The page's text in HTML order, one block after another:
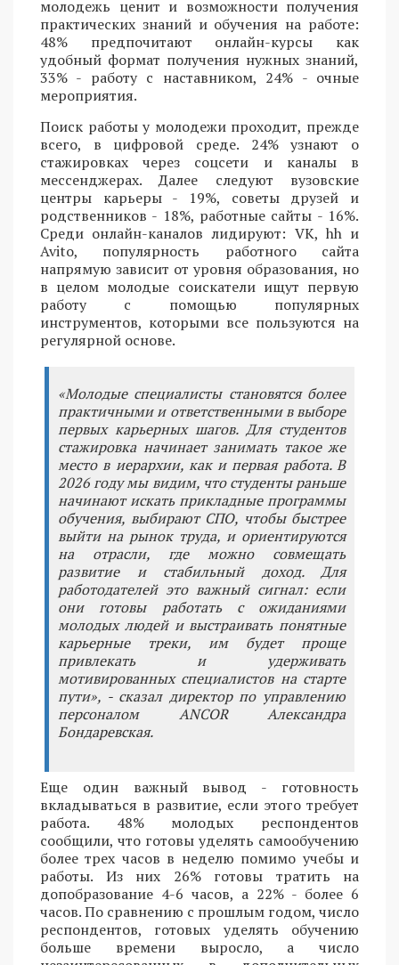
молодежь ценит и возможности получения
практических знаний и обучения на работе:
48% предпочитают онлайн-курсы как
удобный формат получения нужных знаний,
33% - работу с наставником, 24% - очные
мероприятия.
Поиск работы у молодежи проходит, прежде
всего, в цифровой среде. 24% узнают о
стажировках через соцсети и каналы в
мессенджерах. Далее следуют вузовские
центры карьеры - 19%, советы друзей и
родственников - 18%, работные сайты - 16%.
Среди онлайн-каналов лидируют: VK, hh и
Avito, популярность работного сайта
напрямую зависит от уровня образования, но
в целом молодые соискатели ищут первую
работу с помощью популярных
инструментов, которыми все пользуются на
регулярной основе.
«Молодые специалисты становятся более
практичными и ответственными в выборе
первых карьерных шагов. Для студентов
стажировка начинает занимать такое же
место в иерархии, как и первая работа. В
2026 году мы видим, что студенты раньше
начинают искать прикладные программы
обучения, выбирают СПО, чтобы быстрее
выйти на рынок труда, и ориентируются
на отрасли, где можно совмещать
развитие и стабильный доход. Для
работодателей это важный сигнал: если
они готовы работать с ожиданиями
молодых людей и выстраивать понятные
карьерные треки, им будет проще
привлекать и удерживать
мотивированных специалистов на старте
пути», - сказал директор по управлению
персоналом ANCOR Александра
Бондаревская.
Еще один важный вывод - готовность
вкладываться в развитие, если этого требует
работа. 48% молодых респондентов
сообщили, что готовы уделять самообучению
более трех часов в неделю помимо учебы и
работы. Из них 26% готовы тратить на
допобразование 4-6 часов, а 22% - более 6
часов. По сравнению с прошлым годом, число
респондентов, готовых уделять обучению
больше времени выросло, а число